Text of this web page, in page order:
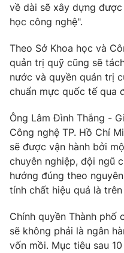
về dài sẽ xây dựng
học công nghệ".
Theo Sở Khoa học và
quản trị quỹ cũng sẽ
nước và quyền quản trị
chuẩn mực quốc tế qua
Ông Lâm Đình Thắng -
Công nghệ TP. Hồ Chí
sẽ được vận hành bởi
chuyên nghiệp, đội ngũ
hướng đúng theo
tính chất hiệu quả là trên
Chính quyền Thành phố
sẽ không phải là ngân
vốn mồi. Mục tiêu sau